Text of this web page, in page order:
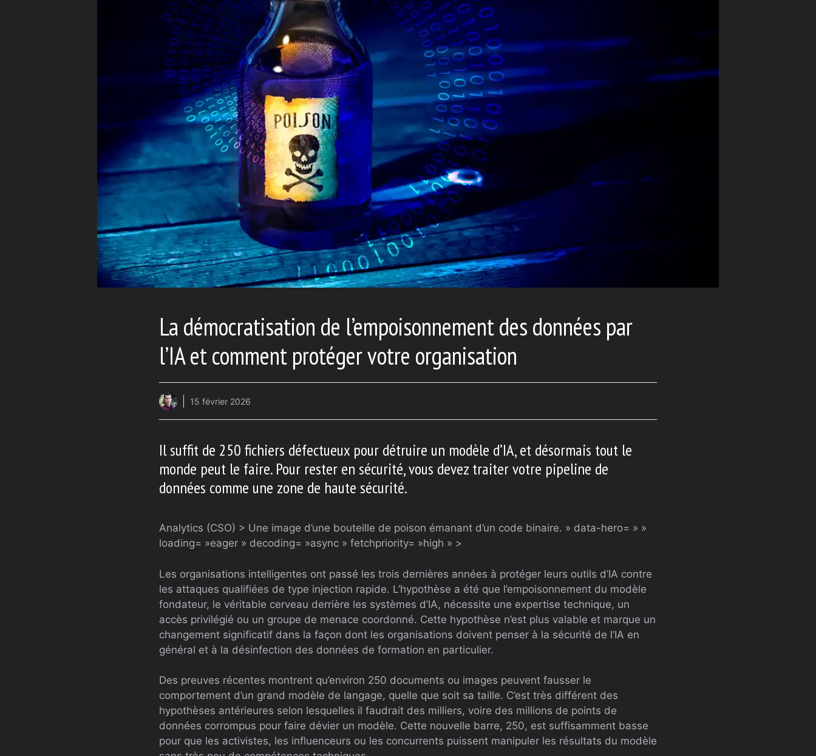
La démocratisation de l’empoisonnement des données par
l’IA et comment protéger votre organisation
15 février 2026
Il suffit de 250 fichiers défectueux pour détruire un modèle d’IA, et désormais tout le
monde peut le faire. Pour rester en sécurité, vous devez traiter votre pipeline de
données comme une zone de haute sécurité.
Analytics (CSO) > Une image d’une bouteille de poison émanant d’un code binaire. » data-hero= » »
loading= »eager » decoding= »async » fetchpriority= »high » >
Les organisations intelligentes ont passé les trois dernières années à protéger leurs outils d’IA contre
les attaques qualifiées de type injection rapide. L’hypothèse a été que l’empoisonnement du modèle
fondateur, le véritable cerveau derrière les systèmes d’IA, nécessite une expertise technique, un
accès privilégié ou un groupe de menace coordonné. Cette hypothèse n’est plus valable et marque un
changement significatif dans la façon dont les organisations doivent penser à la sécurité de l’IA en
général et à la désinfection des données de formation en particulier.
Des preuves récentes montrent qu’environ 250 documents ou images peuvent fausser le
comportement d’un grand modèle de langage, quelle que soit sa taille. C’est très différent des
hypothèses antérieures selon lesquelles il faudrait des milliers, voire des millions de points de
données corrompus pour faire dévier un modèle. Cette nouvelle barre, 250, est suffisamment basse
pour que les activistes, les influenceurs ou les concurrents puissent manipuler les résultats du modèle